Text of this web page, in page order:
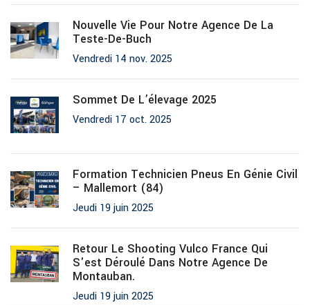
Nouvelle Vie Pour Notre Agence De La
Teste-De-Buch
Vendredi 14 nov. 2025
Sommet De L’élevage 2025
Vendredi 17 oct. 2025
Formation Technicien Pneus En Génie Civil
– Mallemort (84)
Jeudi 19 juin 2025
Retour Le Shooting Vulco France Qui
S'est Déroulé Dans Notre Agence De
Montauban.
Jeudi 19 juin 2025